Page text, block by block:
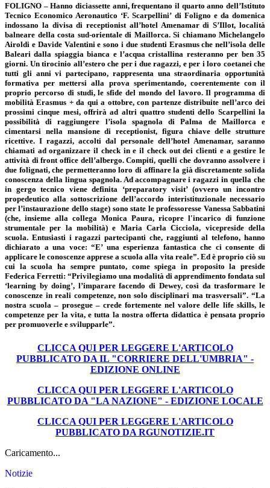
FOLIGNO – Hanno diciassette anni, frequentano il quarto anno dell’Istituto
Tecnico Economico Aeronautico ‘F. Scarpellini’ di Foligno e da domenica
indossano la divisa di receptionist all’hotel Amenamar di S’Illot, località
balneare della costa sud-orientale di Maillorca. Si chiamano Michelangelo
Airoldi e Davide Valentini e sono i due studenti Erasmus che nell’isola delle
Baleari dalla spiaggia bianca e l’acqua cristallina resteranno per ben 35
giorni. Un tirocinio all’estero che per i due ragazzi, e per i loro coetanei che
tutti gli anni vi partecipano, rappresenta una straordinaria opportunità
formativa per mettersi alla prova sperimentando, coerentemente con il
proprio percorso di studi, le sfide del mondo del lavoro. Il programma di
mobilità Erasmus + da qui a ottobre, con partenze distribuite nell’arco dei
prossimi cinque mesi, offrirà ad altri quattro studenti dello Scarpellini la
possibilità di raggiungere l’isola spagnola di Palma de Maillorca e
cimentarsi nella mansione di receptionist, figura chiave delle strutture
ricettive. I ragazzi, accolti dal personale dell’hotel Amenamar, saranno
chiamati ad organizzare il check in e il check out dei clienti e a gestire le
attività di front office dell’albergo. Compiti, quelli che dovranno assolvere i
due folignati, che permetteranno loro di affinare la già discretamente solida
conoscenza della lingua spagnola. Ad accompagnare i ragazzi in quella che
in gergo tecnico viene definita ‘preparatory visit’ (ovvero un incontro
propedeutico alla sottoscrizione dell’accordo interistituzionale necessario
per l’instaurazione dello stage) sono state le professoresse Vanessa Sabbatini
(che, insieme alla collega Monica Paura, ricopre l'incarico di funzione
strumentale per la mobilità) e Maria Carla Cicciola, vicepreside della
scuola. Entusiasti i ragazzi partecipanti che, raggiunti al telefono, hanno
dichiarato a una voce: “E’ una esperienza fantastica che ci consente di
applicare le conoscenze apprese a scuola alla vita reale”. Ed è proprio ciò su
cui la scuola ha sempre puntato, come spiega in proposito la preside
Federica Ferretti: “Privilegiamo una modalità di apprendimento fondata sul
‘learning by doing’, l’imparare facendo di Dewey, così da trasformare le
conoscenze in reali competenze, non solo disciplinari ma trasversali”. “La
nostra scuola – prosegue – crede fortemente nel valore delle life skills, le
competenze per la vita, e tutta la nostra offerta didattica è pensata proprio
per promuoverle e svilupparle”.
CLICCA QUI PER LEGGERE L'ARTICOLO
PUBBLICATO DA IL "CORRIERE DELL'UMBRIA" -
EDIZIONE ONLINE
CLICCA QUI PER LEGGERE L'ARTICOLO
PUBBLICATO DA "LA NAZIONE" - EDIZIONE LOCALE
CLICCA QUI PER LEGGERE L'ARTICOLO
PUBBLICATO DA RGUNOTIZIE.IT
Caricamento...
Notizie